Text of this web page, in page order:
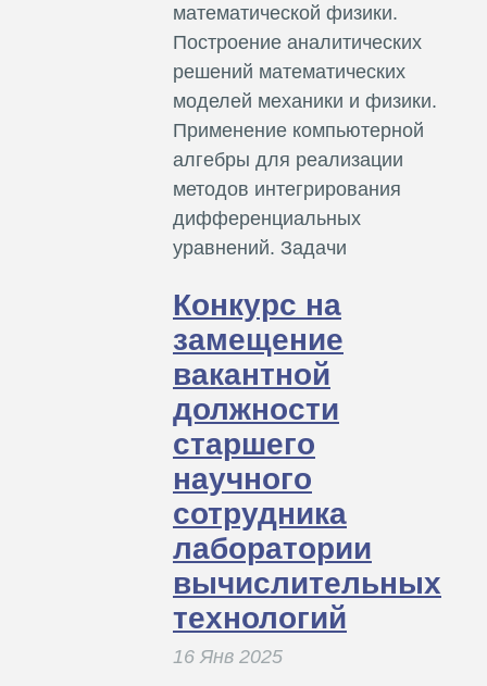
математической физики.
Построение аналитических
решений математических
моделей механики и физики.
Применение компьютерной
алгебры для реализации
методов интегрирования
дифференциальных
уравнений. Задачи
Конкурс на
замещение
вакантной
должности
старшего
научного
сотрудника
лаборатории
вычислительных
технологий
16 Янв 2025